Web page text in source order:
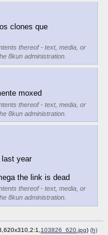
clones que
thereof - text, media, or
8kun administration.
moxed
thereof - text, media, or
8kun administration.
last year
the link is dead
thereof - text, media, or
8kun administration.
103826_620.jpg) (h)